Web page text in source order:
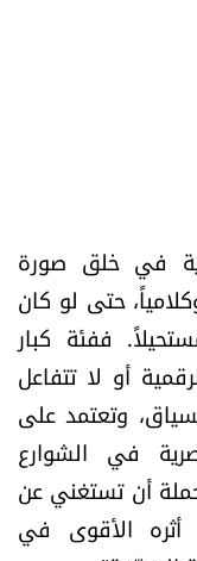
في خلق صورة
حتى لو كان
ففئة كبار
أو لا تتفاعل
وتعتمد على
في الشوارع
أن تستغني عن
أثره الأقوى في